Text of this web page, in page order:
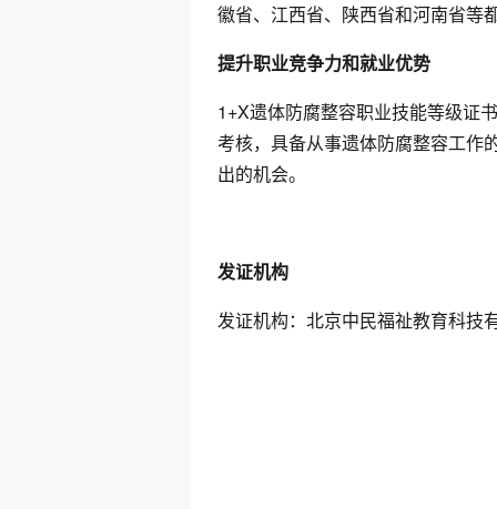
徽省、江西省、陕西省和河南省等
提升职业竞争力和就业优势
1+X遗体防腐整容职业技能等级证
考核，具备从事遗体防腐整容工作
出的机会。
发证机构
发证机构：北京中民福祉教育科技